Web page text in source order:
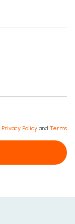
Privacy Policy and Terms